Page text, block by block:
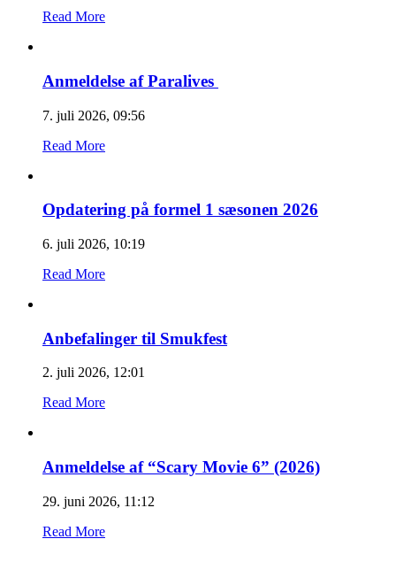
Read More
Anmeldelse af Paralives
7. juli 2026, 09:56
Read More
Opdatering på formel 1 sæsonen 2026
6. juli 2026, 10:19
Read More
Anbefalinger til Smukfest
2. juli 2026, 12:01
Read More
Anmeldelse af “Scary Movie 6” (2026)
29. juni 2026, 11:12
Read More